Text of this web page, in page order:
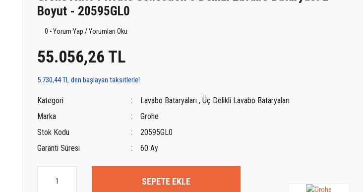
Boyut - 20595GL0
0 - Yorum Yap / Yorumları Oku
55.056,26 TL
5.730,44 TL den başlayan taksitlerle!
Kategori Lavabo Bataryaları , Üç Delikli Lavabo Bataryaları
Marka
Grohe
Stok Kodu
20595GL0
Garanti Süresi
60 Ay
SEPETE EKLE